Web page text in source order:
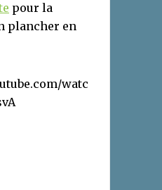
pour la
plancher en
watc